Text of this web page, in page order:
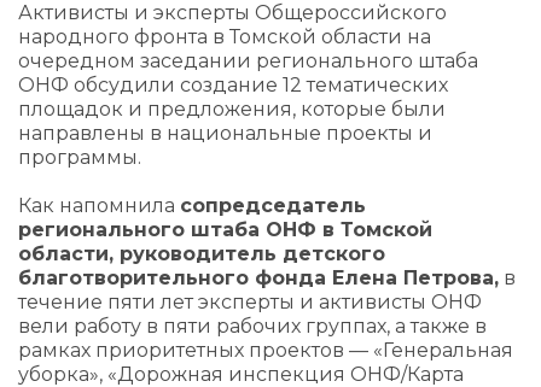
Активисты и эксперты Общероссийского
народного фронта в Томской области на
очередном заседании регионального штаба
ОНФ обсудили создание 12 тематических
площадок и предложения, которые были
направлены в национальные проекты и
программы.
Как напомнила сопредседатель
регионального штаба ОНФ в Томской
области, руководитель детского
благотворительного фонда Елена Петрова, в
течение пяти лет эксперты и активисты ОНФ
вели работу в пяти рабочих группах, а также в
рамках приоритетных проектов — «Генеральная
уборка», «Дорожная инспекция ОНФ/Карта